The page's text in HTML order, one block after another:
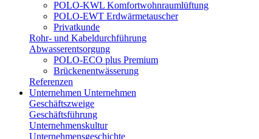
POLO-KWL Komfortwohnraumlüftung
POLO-EWT Erdwärmetauscher
Privatkunde
Rohr- und Kabeldurchführung
Abwasserentsorgung
POLO-ECO plus Premium
Brückenentwässerung
Referenzen
Unternehmen Unternehmen
Geschäftszweige
Geschäftsführung
Unternehmenskultur
Unternehmensgeschichte